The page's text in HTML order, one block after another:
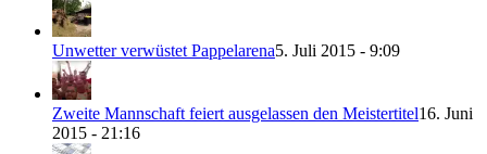
Unwetter verwüstet Pappelarena5. Juli 2015 - 9:09
Zweite Mannschaft feiert ausgelassen den Meistertitel16. Juni
2015 - 21:16